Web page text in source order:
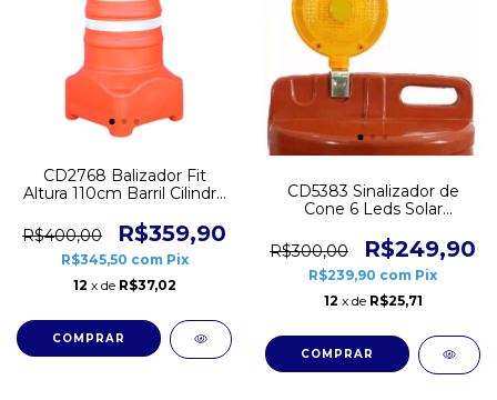
CD2768 Balizador Fit
Altura 110cm Barril Cilindro
R$400,00
R$359,90
R$345,50 com Pix
12 x de R$37,02
CD5383 Sinalizador de
Cone 6 Leds Solar
Parafuso
R$300,00 R$249,90
R$239,90 com Pix
12 x de R$25,71